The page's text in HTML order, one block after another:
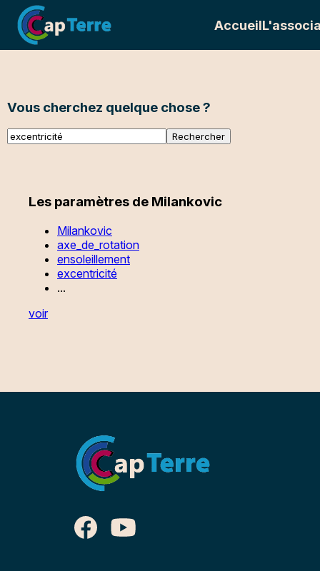
Accueil
Vous cherchez quelque chose ?
Les paramètres de Milankovic
Milankovic
axe_de_rotation
ensoleillement
excentricité
...
voir